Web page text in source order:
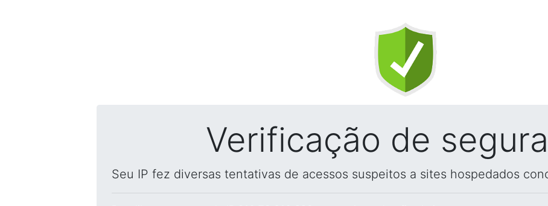
Verificação de
Seu IP fez diversas tentativas de acessos suspeitos a sites hospedados